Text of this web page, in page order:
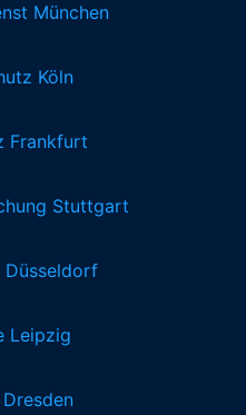
München
Köln
Frankfurt
Stuttgart
Düsseldorf
Leipzig